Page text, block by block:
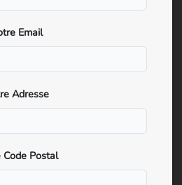
Email
Adresse
Code Postal